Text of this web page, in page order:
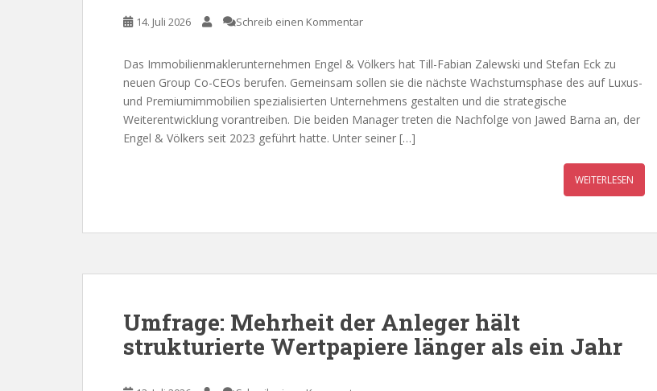
14. Juli 2026 Schreib einen Kommentar
Das Immobilienmaklerunternehmen Engel & Völkers hat Till-Fabian Zalewski und Stefan Eck zu
neuen Group Co-CEOs berufen. Gemeinsam sollen sie die nächste Wachstumsphase des auf Luxus-
und Premiumimmobilien spezialisierten Unternehmens gestalten und die strategische
Weiterentwicklung vorantreiben. Die beiden Manager treten die Nachfolge von Jawed Barna an, der
Engel & Völkers seit 2023 geführt hatte. Unter seiner […]
WEITERLESEN
Umfrage: Mehrheit der Anleger hält
strukturierte Wertpapiere länger als ein Jahr